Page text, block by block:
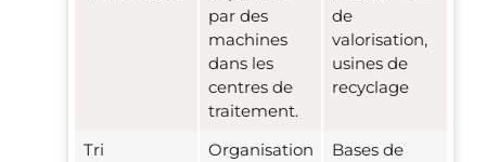
par des
machines
dans les
centres de
traitement.
de
valorisation,
usines de
recyclage
Tri
Organisation
Bases de